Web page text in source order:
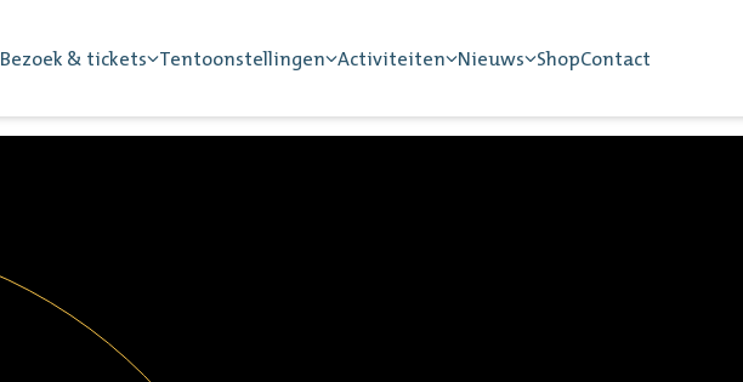
Bezoek & tickets Tentoonstellingen Activiteiten Nieuws ShopContact